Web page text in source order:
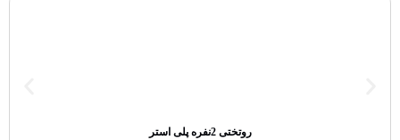
روتختی 2نفره پلی استر